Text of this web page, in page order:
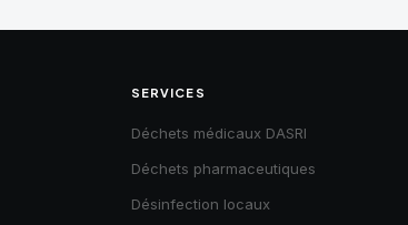
SERVICES
Déchets médicaux DASRI
Déchets pharmaceutiques
Désinfection locaux